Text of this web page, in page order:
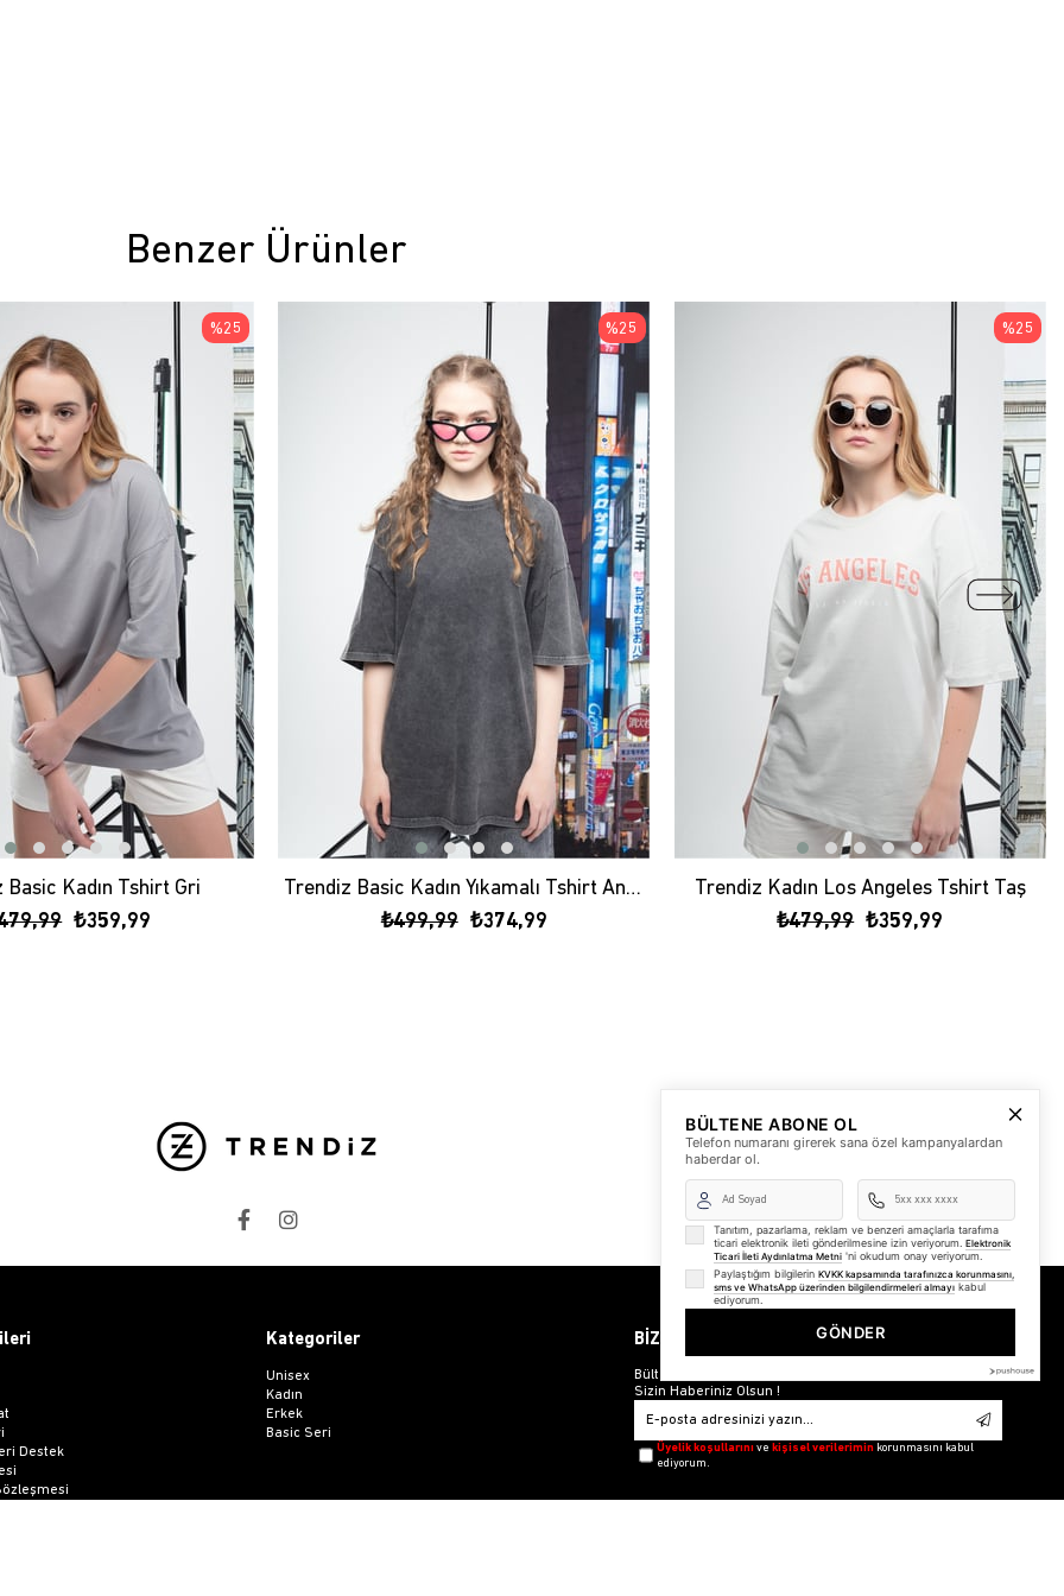
Benzer Ürünler
Basic Kadın Tshirt Gri
₺359,99
%25
Trendiz Basic Kadın Yıkamalı Tshirt Antrasit
₺374,99
₺499,99
%25
Trendiz Kadın Los Angeles Tshirt Taş
₺359,99
₺479,99
%25
Destek
Kategoriler
Unisex
Kadın
Erkek
Basic Seri
BİZDEN HABERLER
Bültenimize Üye Olun ! Tüm İndirim ve Fırsatlardan İlk
Sizin Haberiniz Olsun !
Üyelik koşullarınıve kişisel verilerimin korunmasını kabul
ediyorum.
BÜLTENE ABONE OL
Telefon numaranı girerek sana özel kampanyalardan
haberdar ol.
Tanıtım, pazarlama, reklam ve benzeri amaçlarla tarafıma
ticari elektronik ileti gönderilmesine izin veriyorum. Elektronik
Ticari İleti Aydınlatma Metni 'ni okudum onay veriyorum.
Paylaştığım bilgilerin KVKK kapsamında tarafınızca korunmasını,
sms ve WhatsApp üzerinden bilgilendirmeleri almayı kabul
ediyorum.
GÖNDER